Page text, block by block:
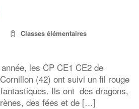
Classes élémentaires
les CP CE1 CE2 de
(42) ont suivi un fil rouge
Ils ont des dragons,
des fées et de […]